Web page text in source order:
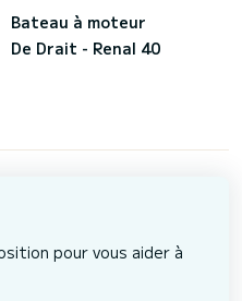
Bateau à moteur
De Drait - Renal 40
pour vous aider à